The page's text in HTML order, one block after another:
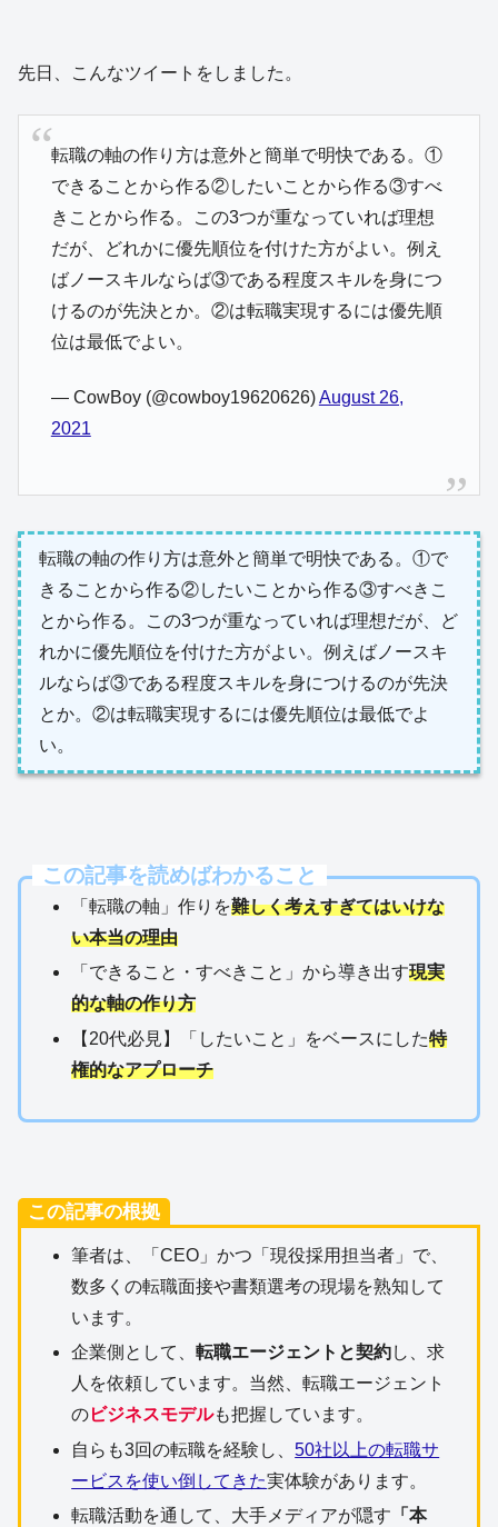
先日、こんなツイートをしました。
転職の軸の作り方は意外と簡単で明快である。①
できることから作る②したいことから作る③すべ
きことから作る。この3つが重なっていれば理想
だが、どれかに優先順位を付けた方がよい。例え
ばノースキルならば③である程度スキルを身につ
けるのが先決とか。②は転職実現するには優先順
位は最低でよい。
— CowBoy (@cowboy19620626)August 26,
2021
転職の軸の作り方は意外と簡単で明快である。①で
きることから作る②したいことから作る③すべきこ
とから作る。この3つが重なっていれば理想だが、ど
れかに優先順位を付けた方がよい。例えばノースキ
ルならば③である程度スキルを身につけるのが先決
とか。②は転職実現するには優先順位は最低でよ
い。
この記事を読めばわかること
「転職の軸」作りを難しく考えすぎてはいけな
い本当の理由
「できること・すべきこと」から導き出す現実
的な軸の作り方
【20代必見】「したいこと」をベースにした特
権的なアプローチ
この記事の根拠
筆者は、「CEO」かつ「現役採用担当者」で、
数多くの転職面接や書類選考の現場を熟知して
います。
企業側として、転職エージェントと契約し、求
人を依頼しています。当然、転職エージェント
のビジネスモデルも把握しています。
自らも3回の転職を経験し、50社以上の転職サ
ービスを使い倒してきた実体験があります。
転職活動を通して、大手メディアが隠す 「本